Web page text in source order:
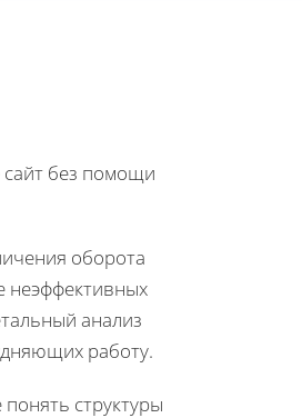
без помощи
оборота
неэффективных
анализ
работу.
структуры